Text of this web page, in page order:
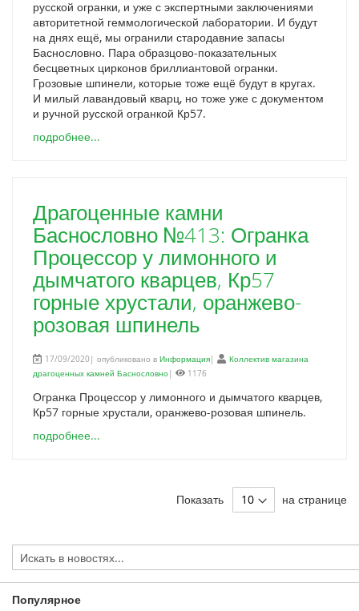
русской огранки, и уже с экспертными заключениями
авторитетной геммологической лаборатории. И будут
на днях ещё, мы огранили стародавние запасы
Баснословно. Пара образцово-показательных
бесцветных цирконов бриллиантовой огранки.
Грозовые шпинели, которые тоже ещё будут в кругах.
И милый лавандовый кварц, но тоже уже с документом
и ручной русской огранкой Кр57.
подробнее...
Драгоценные камни
Баснословно №413: Огранка
Процессор у лимонного и
дымчатого кварцев, Кр57
горные хрустали, оранжево-
розовая шпинель
17/09/2020| опубликовано в Информация|
Коллектив магазина
драгоценных камней Баснословно| 1176
Огранка Процессор у лимонного и дымчатого кварцев,
Кр57 горные хрустали, оранжево-розовая шпинель.
подробнее...
Показать на странице
Популярное